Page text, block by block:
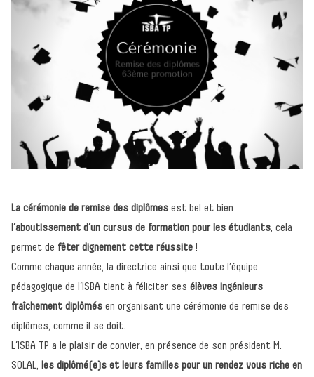
La cérémonie de remise des diplômes est bel et bien
l’aboutissement d’un cursus de formation pour les étudiants, cela
permet de fêter dignement cette réussite !
Comme chaque année, la directrice ainsi que toute l’équipe
pédagogique de l’ISBA tient à féliciter ses élèves ingénieurs
fraîchement diplômés en organisant une cérémonie de remise des
diplômes, comme il se doit.
L’ISBA TP a le plaisir de convier, en présence de son président M.
SOLAL, les diplômé(e)s et leurs familles pour un rendez vous riche en